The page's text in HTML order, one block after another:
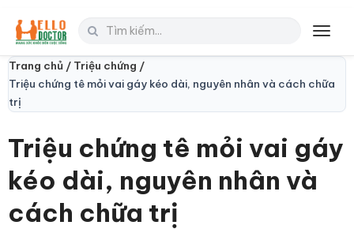
Trang chủ / Triệu chứng /
Triệu chứng tê mỏi vai gáy kéo dài, nguyên nhân và cách chữa
trị
Triệu chứng tê mỏi vai gáy
kéo dài, nguyên nhân và
cách chữa trị